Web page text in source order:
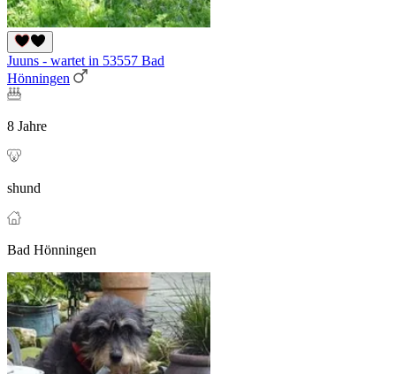
Juuns - wartet in 53557 Bad
Hönningen
8 Jahre
shund
Bad Hönningen